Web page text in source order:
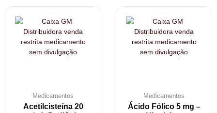
Medicamentos
Acetilcisteína 20
Medicamentos
Ácido Fólico 5 mg –